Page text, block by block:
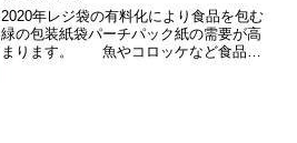
2020年レジ袋の有料化により食品を包む
緑の包装紙袋パーチパック紙の需要が高
まります。 魚やコロッケなど食品を